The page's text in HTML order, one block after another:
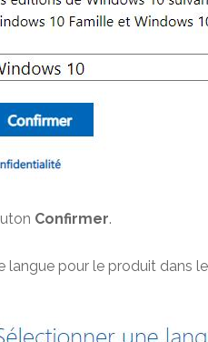
Confirmer.
langue pour le produit dans